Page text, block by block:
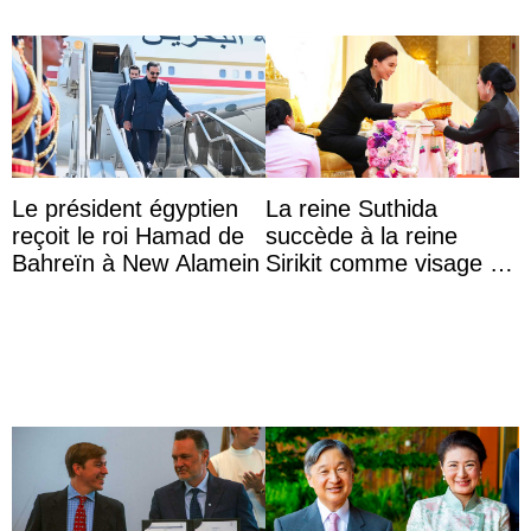
Le président égyptien
reçoit le roi Hamad de
Bahreïn à New Alamein
La reine Suthida
succède à la reine
Sirikit comme visage de